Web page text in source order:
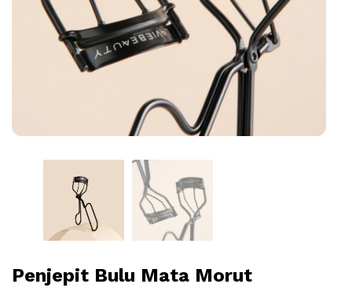
Penjepit Bulu Mata Morut